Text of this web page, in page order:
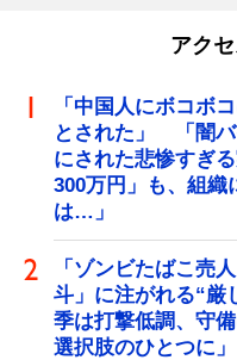
アク
「中国人にボコボ
とされた」 「闇
にされた悲惨すぎ
300万円」も、組織
は…」
「ゾンビたばこ売
斗」に注がれる“
季は打撃低調、守
選択肢のひとつに」